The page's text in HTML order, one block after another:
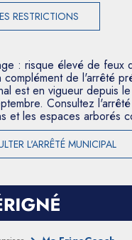
RESTRICTIONS
: risque élevé de feux
complément de l'arrêté
est en vigueur depuis
Consultez
et les espaces arborés
L'ARRÊTÉ MUNICIPAL